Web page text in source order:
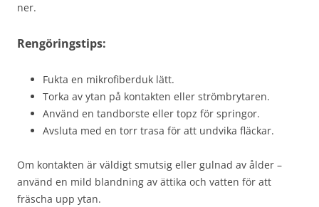
ner.
Rengöringstips:
Fukta en mikrofiberduk lätt.
Torka av ytan på kontakten eller strömbrytaren.
Använd en tandborste eller topz för springor.
Avsluta med en torr trasa för att undvika fläckar.
Om kontakten är väldigt smutsig eller gulnad av ålder –
använd en mild blandning av ättika och vatten för att
fräscha upp ytan.